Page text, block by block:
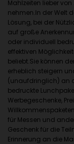
Mahlzeiten lieber
nehmen.In der Welt
Lösung, bei der
auf große
oder individuell
effektiven
beliebt.Sie können
erheblich steigern
(unaufdringlich) an
bedruckte
Werbegeschenke,
für Messen und
Geschenk für die
Erinnerung an die